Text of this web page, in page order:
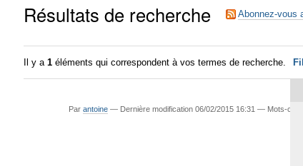
Résultats de recherche Abonnez-vous
Il y a1 éléments qui correspondent à vos termes de recherche.
Par antoine — Dernière modification06/02/2015 16:31 — Mots-clés